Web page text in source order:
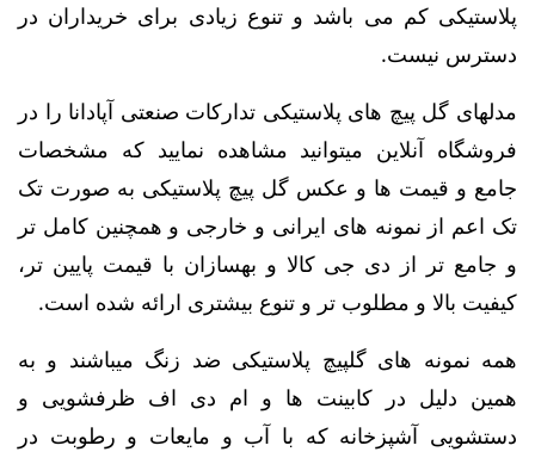
پلاستیکی کم می باشد و تنوع زیادی برای خریداران در
دسترس نیست.
مدلهای گل پیچ های پلاستیکی تدارکات صنعتی آپادانا را در
فروشگاه آنلاین میتوانید مشاهده نمایید که مشخصات
جامع و قیمت ها و عکس گل پیچ پلاستیکی به صورت تک
تک اعم از نمونه های ایرانی و خارجی و همچنین کامل تر
و جامع تر از دی جی کالا و بهسازان با قیمت پایین تر،
کیفیت بالا و مطلوب تر و تنوع بیشتری ارائه شده است.
همه نمونه های گلپیچ پلاستیکی ضد زنگ میباشند و به
همین دلیل در کابینت ها و ام دی اف ظرفشویی و
دستشویی آشپزخانه که با آب و مایعات و رطوبت در